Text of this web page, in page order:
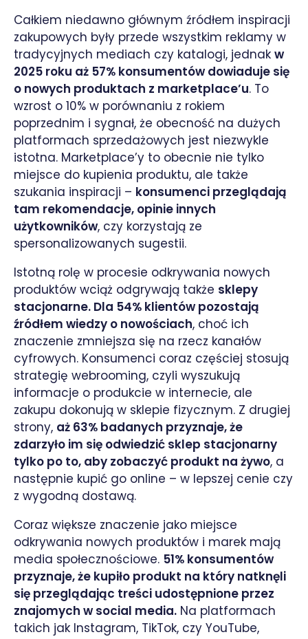
Całkiem niedawno głównym źródłem inspiracji
zakupowych były przede wszystkim reklamy w
tradycyjnych mediach czy katalogi, jednak w
2025 roku aż 57% konsumentów dowiaduje się
o nowych produktach z marketplace’u. To
wzrost o 10% w porównaniu z rokiem
poprzednim i sygnał, że obecność na dużych
platformach sprzedażowych jest niezwykle
istotna. Marketplace’y to obecnie nie tylko
miejsce do kupienia produktu, ale także
szukania inspiracji – konsumenci przeglądają
tam rekomendacje, opinie innych
użytkowników, czy korzystają ze
spersonalizowanych sugestii.
Istotną rolę w procesie odkrywania nowych
produktów wciąż odgrywają także sklepy
stacjonarne. Dla 54% klientów pozostają
źródłem wiedzy o nowościach, choć ich
znaczenie zmniejsza się na rzecz kanałów
cyfrowych. Konsumenci coraz częściej stosują
strategię webrooming, czyli wyszukują
informacje o produkcie w internecie, ale
zakupu dokonują w sklepie fizycznym. Z drugiej
strony, aż 63% badanych przyznaje, że
zdarzyło im się odwiedzić sklep stacjonarny
tylko po to, aby zobaczyć produkt na żywo, a
następnie kupić go online – w lepszej cenie czy
z wygodną dostawą.
Coraz większe znaczenie jako miejsce
odkrywania nowych produktów i marek mają
media społecznościowe. 51% konsumentów
przyznaje, że kupiło produkt na który natknęli
się przeglądając treści udostępnione przez
znajomych w social media. Na platformach
takich jak Instagram, TikTok, czy YouTube,